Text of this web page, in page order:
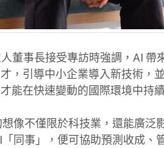
董事長接受專訪時強調，AI 帶
，引導中小企業導入新技術，
能在快速變動的國際環境中持
像不僅限於科技業，還能廣泛
同事」，便可協助預測收成、